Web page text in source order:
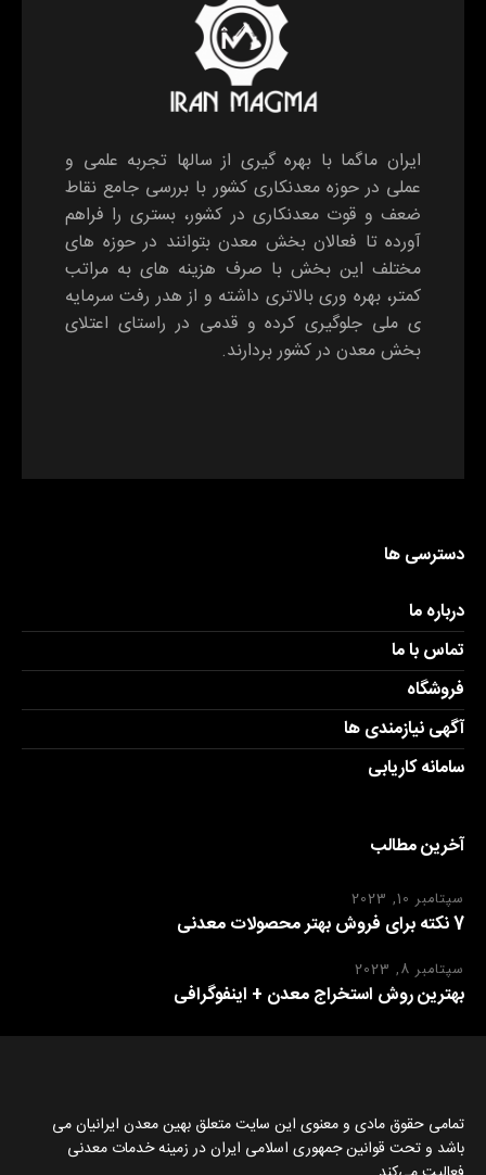
ایران ماگما با بهره گیری از سالها تجربه علمی و
عملی در حوزه معدنکاری کشور با بررسی جامع نقاط
ضعف و قوت معدنکاری در کشور، بستری را فراهم
آورده تا فعالان بخش معدن بتوانند در حوزه های
مختلف این بخش با صرف هزینه های به مراتب
کمتر، بهره وری بالاتری داشته و از هدر رفت سرمایه
ی ملی جلوگیری کرده و قدمی در راستای اعتلای
بخش معدن در کشور بردارند.
دسترسی ها
درباره ما
تماس با ما
فروشگاه
آگهی نیازمندی ها
سامانه کاریابی
آخرین مطالب
سپتامبر 10, 2023
7 نکته برای فروش بهتر محصولات معدنی
سپتامبر 8, 2023
بهترین روش استخراج معدن + اینفوگرافی
تمامی حقوق مادی و معنوی این سایت متعلق بهین معدن ایرانیان می
باشد و تحت قوانین جمهوری اسلامی ایران در زمینه خدمات معدنی